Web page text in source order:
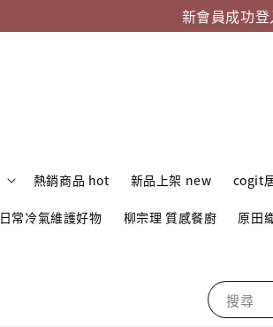
新會員成功
搜尋
熱銷商品 hot 新品上架 new cogit
日常冷氣維護好物 柳宗理 質感餐廚 原田